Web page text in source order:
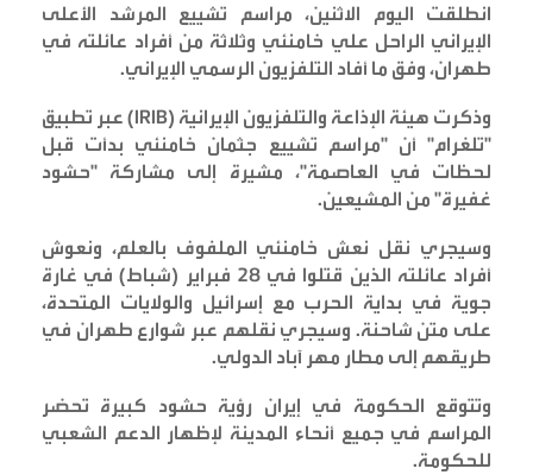
انطلقت اليوم الاثنين، مراسم تشييع المرشد الأعلى
الإيراني الراحل علي خامنئي وثلاثة من أفراد عائلته في
طهران، وفق ما أفاد التلفزيون الرسمي الإيراني.
وذكرت هيئة الإذاعة والتلفزيون الإيرانية (IRIB)
عبر تطبيق
"تلغرام" أن "مراسم تشييع جثمان خامنئي بدأت قبل
لحظات في العاصمة"، مشيرة إلى مشاركة "حشود
غفيرة" من المشيعين.
وسيجري نقل نعش خامنئي الملفوف بالعلم، ونعوش
أفراد عائلته الذين قتلوا في 28 فبراير (شباط) في غارة
جوية في بداية الحرب مع إسرائيل والولايات المتحدة،
على متن شاحنة. وسيجري نقلهم عبر شوارع طهران في
طريقهم إلى مطار مهر آباد الدولي.
وتتوقع الحكومة في إيران رؤية حشود كبيرة تحضر
المراسم في جميع أنحاء المدينة لإظهار الدعم الشعبي
للحكومة.